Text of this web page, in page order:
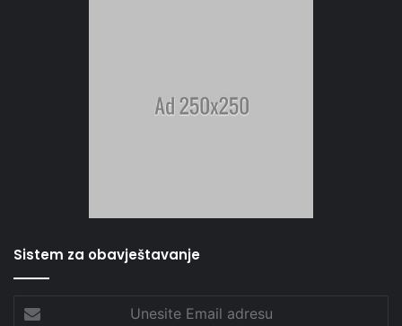
Sistem za obavještavanje